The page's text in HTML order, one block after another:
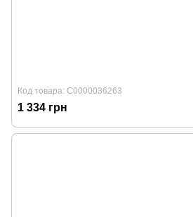
Код товара: С0000036263
1 334 грн